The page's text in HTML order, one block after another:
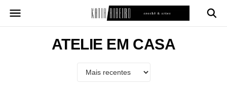
para
ATELIE EM CASA